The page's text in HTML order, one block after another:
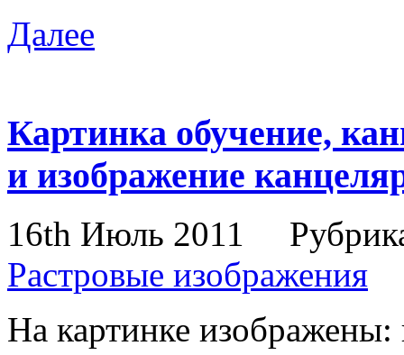
Далее
Картинка обучение,
и изображение
16th Июль 2011
Растровые изображения
На картинке